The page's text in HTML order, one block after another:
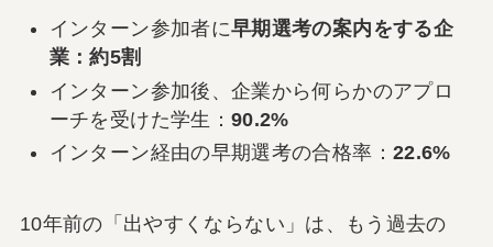
インターン参加者に早期選考の案内をする企
業：約5割
インターン参加後、企業から何らかのアプロ
ーチを受けた学生：90.2%
インターン経由の早期選考の合格率： 22.6%
10年前の「出やすくならない」は、もう過去の